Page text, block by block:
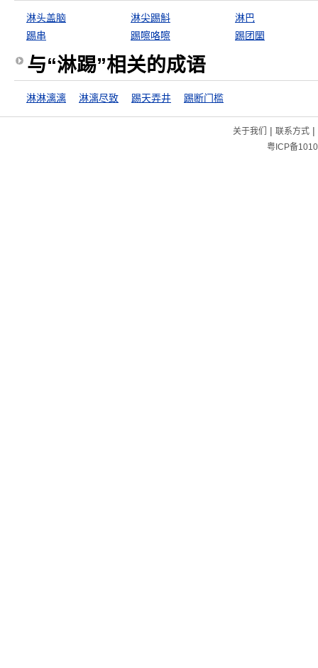
淋头盖脑 淋尖踢斛
淋巴
踢串
踢嚓咯嚓 踢团圞
与“淋踢”相关的成语
淋淋漓漓 淋漓尽致 踢天弄井 踢断门槛
关于我们 | 联系方式|
粤ICP备